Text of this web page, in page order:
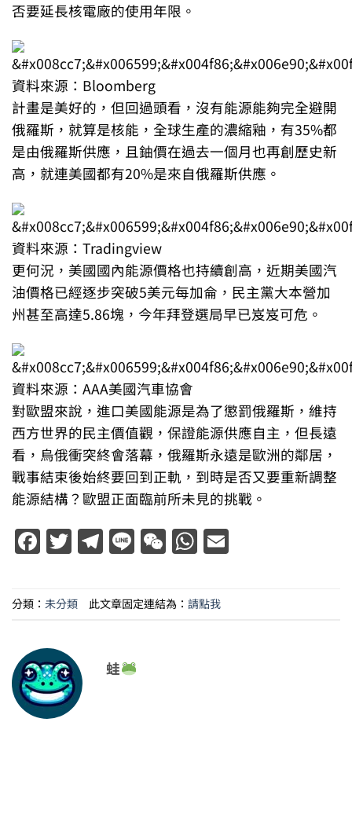
否要延長核電廠的使用年限。
資料來源：Bloomberg
計畫是美好的，但回過頭看，沒有能源能夠完全避開
俄羅斯，就算是核能，全球生產的濃縮釉，有35%都
是由俄羅斯供應，且鈾價在過去一個月也再創歷史新
高，就連美國都有20%是來自俄羅斯供應。
資料來源：Tradingview
更何況，美國國內能源價格也持續創高，近期美國汽
油價格已經逐步突破5美元每加侖，民主黨大本營加
州甚至高達5.86塊，今年拜登選局早已岌岌可危。
資料來源：AAA美國汽車協會
對歐盟來說，進口美國能源是為了懲罰俄羅斯，維持
西方世界的民主價值觀，保證能源供應自主，但長遠
看，烏俄衝突終會落幕，俄羅斯永遠是歐洲的鄰居，
戰事結束後始終要回到正軌，到時是否又要重新調整
能源結構？歐盟正面臨前所未見的挑戰。
Facebook
Twitter
Telegram
LineWeChatWhatsApp
分類： 未分類 此文章固定連結為： 請點我
蛙